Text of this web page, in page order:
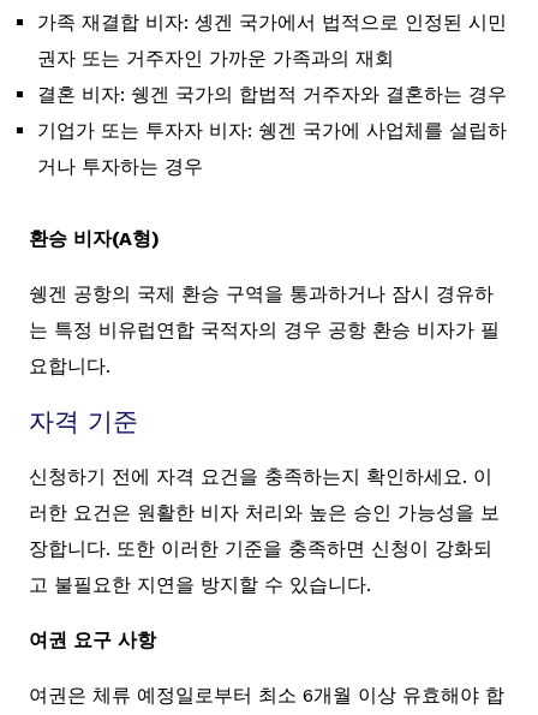
가족 재결합 비자: 솅겐 국가에서 법적으로 인정된 시민
권자 또는 거주자인 가까운 가족과의 재회
결혼 비자: 쉥겐 국가의 합법적 거주자와 결혼하는 경우
기업가 또는 투자자 비자: 쉥겐 국가에 사업체를 설립하
거나 투자하는 경우
환승 비자(A형)
쉥겐 공항의 국제 환승 구역을 통과하거나 잠시 경유하
는 특정 비유럽연합 국적자의 경우 공항 환승 비자가 필
요합니다.
자격 기준
신청하기 전에 자격 요건을 충족하는지 확인하세요. 이
러한 요건은 원활한 비자 처리와 높은 승인 가능성을 보
장합니다. 또한 이러한 기준을 충족하면 신청이 강화되
고 불필요한 지연을 방지할 수 있습니다.
여권 요구 사항
여권은 체류 예정일로부터 최소 6개월 이상 유효해야 합